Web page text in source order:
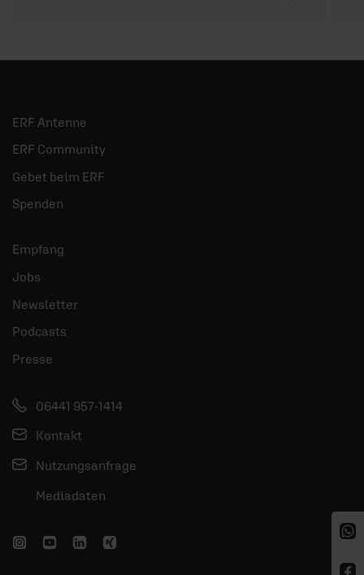
ERF Antenne
ERF Community
Gebet beim ERF
Spenden
Empfang
Jobs
Newsletter
Podcasts
Presse
06441 957-1414
Kontakt
Nutzungsanfrage
Mediadaten